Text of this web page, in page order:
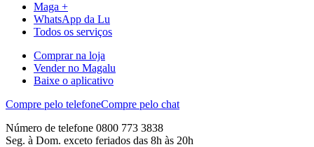
Maga +
WhatsApp da Lu
Todos os serviços
Comprar na loja
Vender no Magalu
Baixe o aplicativo
Compre pelo telefoneCompre pelo chat
Número de telefone 0800 773 3838
Seg. à Dom. exceto feriados das 8h às 20h